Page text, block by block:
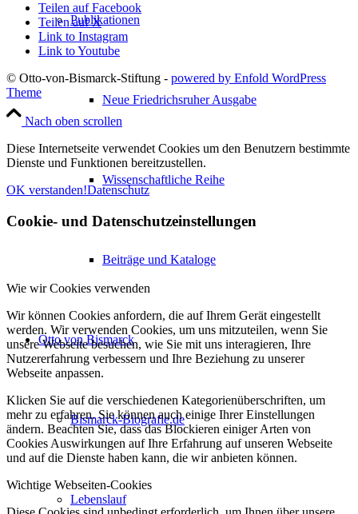
Publikationen
Neue Friedrichsruher Ausgabe
Wissenschaftliche Reihe
Beiträge und Kataloge
Otto von Bismarck
Bismarck-Biografie.de
Lebenslauf
Teilen auf Facebook
Teilen auf X
Link to Instagram
Link to Youtube
© Otto-von-Bismarck-Stiftung - powered by Enfold WordPress
Theme
Nach oben scrollen
Diese Internetseite verwendet Cookies um den Benutzern bestimmte
Dienste und Funktionen bereitzustellen.
OK verstanden!Datenschutz
Cookie- und Datenschutzeinstellungen
Wie wir Cookies verwenden
Wir können Cookies anfordern, die auf Ihrem Gerät eingestellt
werden. Wir verwenden Cookies, um uns mitzuteilen, wenn Sie
unsere Webseite besuchen, wie Sie mit uns interagieren, Ihre
Nutzererfahrung verbessern und Ihre Beziehung zu unserer
Webseite anpassen.
Klicken Sie auf die verschiedenen Kategorienüberschriften, um
mehr zu erfahren. Sie können auch einige Ihrer Einstellungen
ändern. Beachten Sie, dass das Blockieren einiger Arten von
Cookies Auswirkungen auf Ihre Erfahrung auf unseren Webseite
und auf die Dienste haben kann, die wir anbieten können.
Wichtige Webseiten-Cookies